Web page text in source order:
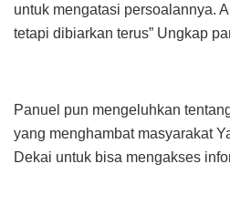
untuk mengatasi persoalannya.
tetapi dibiarkan terus” Ungkap
Panuel pun mengeluhkan
yang menghambat masyarakat
Dekai untuk bisa mengakses